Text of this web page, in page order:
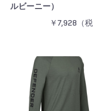
ルビーニー）
￥7,928（税